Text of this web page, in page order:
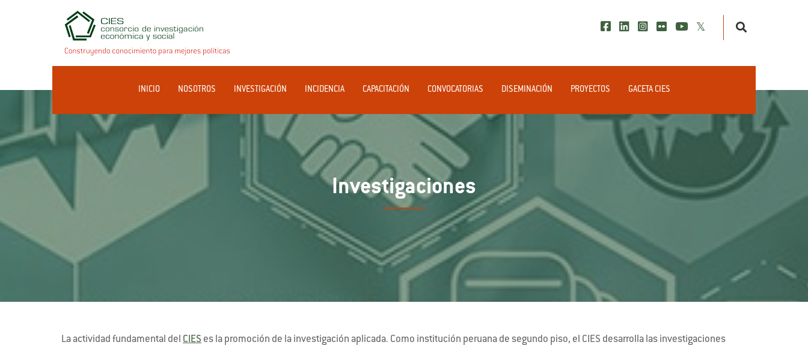
INICIO NOSOTROS INVESTIGACIÓN INCIDENCIA CAPACITACIÓN CONVOCATORIAS DISEMINACIÓN PROYECTOS GACETA CIES
Investigaciones
La actividad fundamental del CIES es la promoción de la investigación aplicada. Como institución peruana de segundo piso, el CIES desarrolla las investigaciones